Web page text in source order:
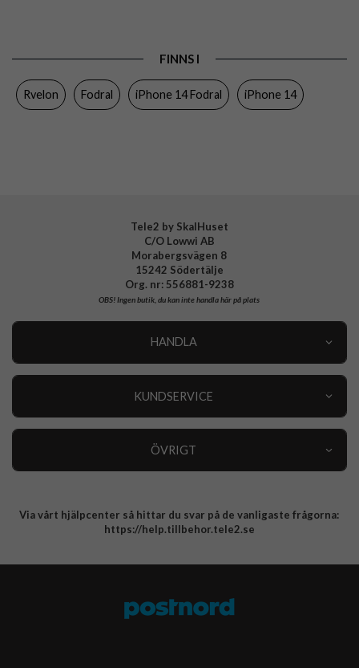
Färg
FINNS I
Rvelon Fodral iPhone 14 Fodral iPhone 14
Tele2 by SkalHuset
C/O Lowwi AB
Morabergsvägen 8
15242 Södertälje
Org. nr: 556881-9238
OBS!Ingen butik, du kan inte handla här på plats
HANDLA
KUNDSERVICE
ÖVRIGT
Integritetspolicy
Via vårt hjälpcenter så hittar du svar på de vanligaste frågorna:
https://help.tillbehor.tele2.se